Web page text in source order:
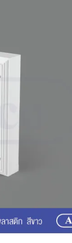
บบมาเพื่อการคว
ติดตั้งทั้งในบ้านพัก
รไฟฟ้าให้เป็นหมว
ดตั้งอุปกรณ์ไฟฟ้าภ
แผงฯ ได้ดี ฝาแผ
ย ตัวแผงยึดติดผนั